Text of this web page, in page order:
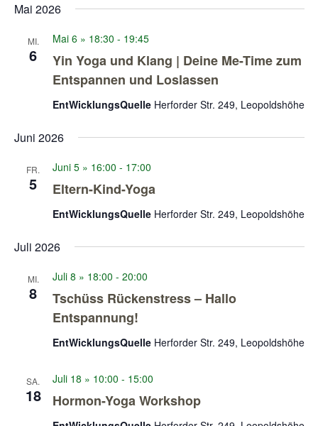
Mai 2026
MI.
6
Yin Yoga und Klang | Deine Me-Time zum
Entspannen und Loslassen
Mai 6 » 18:30 - 19:45
EntWicklungsQuelle Herforder Str. 249, Leopoldshöhe
Juni 2026
FR.
5 Eltern-Kind-Yoga
Juni 5 » 16:00 - 17:00
EntWicklungsQuelle Herforder Str. 249, Leopoldshöhe
Juli 2026
MI.
8
Tschüss Rückenstress – Hallo
Entspannung!
Juli 8 » 18:00 - 20:00
EntWicklungsQuelle Herforder Str. 249, Leopoldshöhe
SA.
18 Hormon-Yoga Workshop
Juli 18 » 10:00 - 15:00